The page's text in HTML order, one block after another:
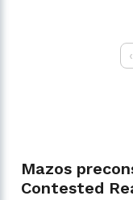
‹
Mazos
Contested